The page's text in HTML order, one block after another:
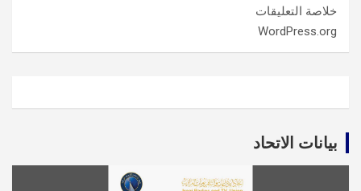
خلاصة التعليقات
WordPress.org
بيانات الاتحاد